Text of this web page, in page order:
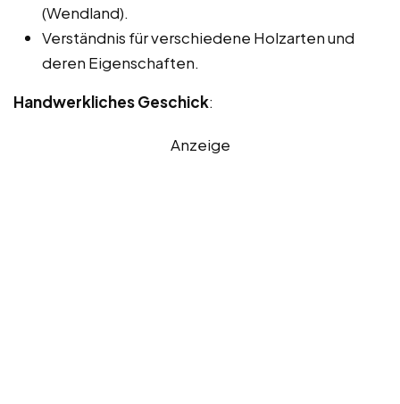
(Wendland).
Verständnis für verschiedene Holzarten und
deren Eigenschaften.
Handwerkliches Geschick:
Anzeige